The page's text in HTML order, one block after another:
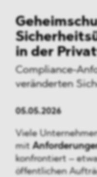
in der
Compliance-
veränderten
05.05.2026
Viele
mit
konfrontiert –
öffentlichen